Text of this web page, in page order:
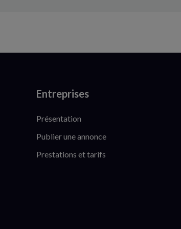
Entreprises
Présentation
Publier une annonce
Prestations et tarifs